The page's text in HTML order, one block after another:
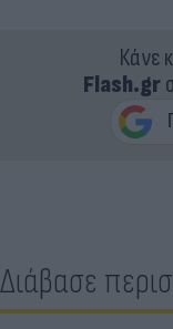
Κάνε
Flash.gr
Διάβασε